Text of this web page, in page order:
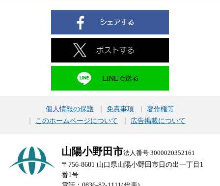
個人情報の保護 免責事項
著作権等
このホームページについて
広告掲載について
山陽小野田市法人番号 3000020352161
〒756-8601 山口県山陽小野田市日の出一丁目1
番1号